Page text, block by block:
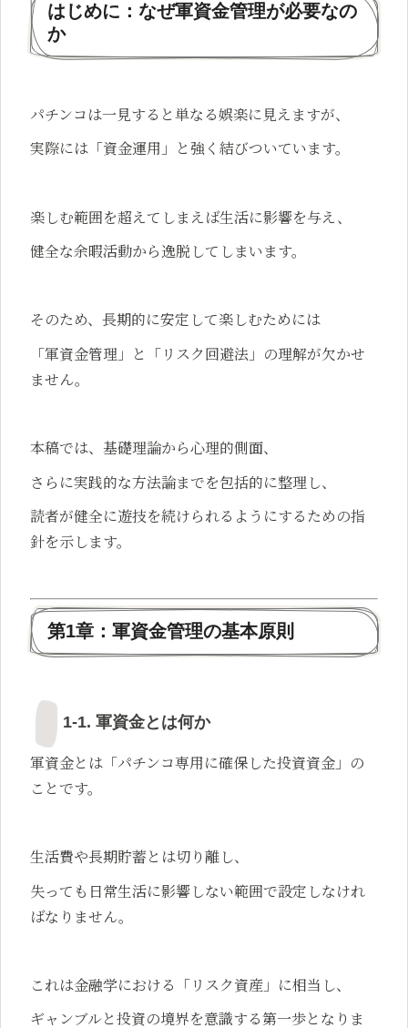
はじめに：なぜ軍資金管理が必要なの
か
パチンコは一見すると単なる娯楽に見えますが、
実際には「資金運用」と強く結びついています。
楽しむ範囲を超えてしまえば生活に影響を与え、
健全な余暇活動から逸脱してしまいます。
そのため、長期的に安定して楽しむためには
「軍資金管理」と「リスク回避法」の理解が欠かせ
ません。
本稿では、基礎理論から心理的側面、
さらに実践的な方法論までを包括的に整理し、
読者が健全に遊技を続けられるようにするための指
針を示します。
第1章：軍資金管理の基本原則
1-1. 軍資金とは何か
軍資金とは「パチンコ専用に確保した投資資金」の
ことです。
生活費や長期貯蓄とは切り離し、
失っても日常生活に影響しない範囲で設定しなけれ
ばなりません。
これは金融学における「リスク資産」に相当し、
ギャンブルと投資の境界を意識する第一歩となりま